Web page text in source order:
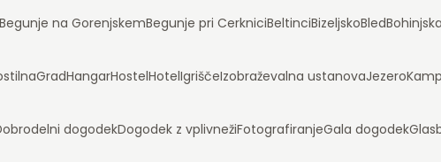
Begunje na GorenjskemBegunje pri CerkniciBeltinciBizeljskoBled
GradHangarHostelHotelIgriščeIzobraževalna ustanovaJezeroKamp
dogodekDogodek z vplivnežiFotografiranjeGala dogodek